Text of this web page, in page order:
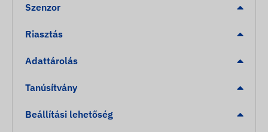
Illetéktelen elmozdulás érzékelése.
Digitális kerítés (Geofencing) elhagyása vagy az
Eltávolítás érzékelése: Riasztás a készülék fém
A csomag tartalma
Szenzor
Riasztás
Adattárolás
Tanúsítvány
Beállítási lehetőség